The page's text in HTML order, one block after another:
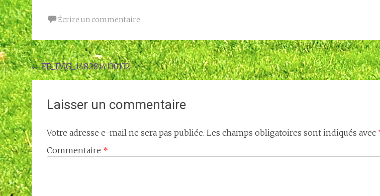
Écrire un commentaire
Navigation
de
l'article
←FB_IMG_1482814130132
Laisser un commentaire
Votre adresse e-mail ne sera pas publiée. Les champs obligatoires sont indiqués avec
Commentaire *